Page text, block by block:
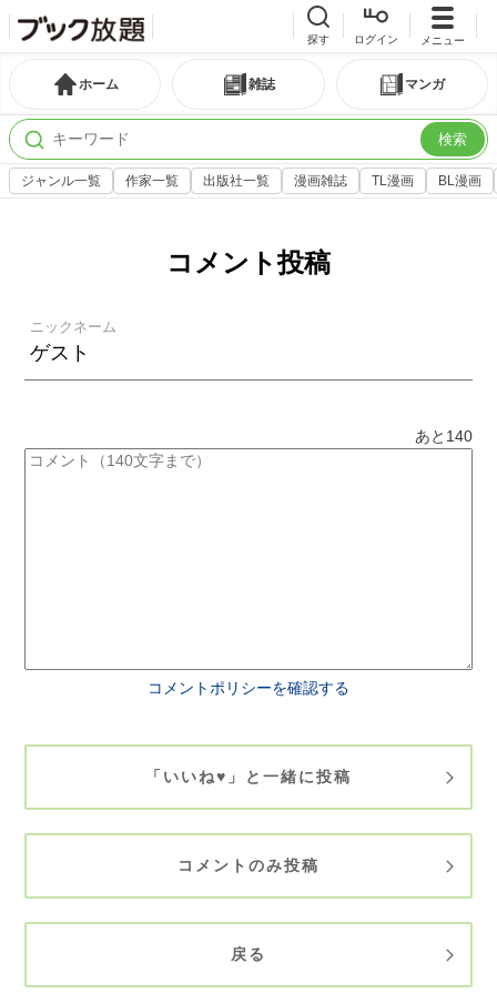
探す ログイン メニュー
ホーム 雑誌 マンガ
検索
ジャンル一覧 作家一覧 出版社一覧 漫画雑誌 TL漫画 BL漫画
コメント投稿
ニックネーム
あと 140
コメントポリシーを確認する
「いいね♥」と一緒に投稿
コメントのみ投稿
戻る